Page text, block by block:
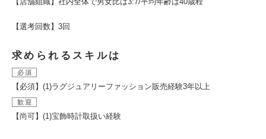
【選考回数】3回
求められるスキルは
必須
【必須】(1)ラグジュアリーファッション販売経験3年以上
歓迎
【尚可】(1)宝飾時計取扱い経験